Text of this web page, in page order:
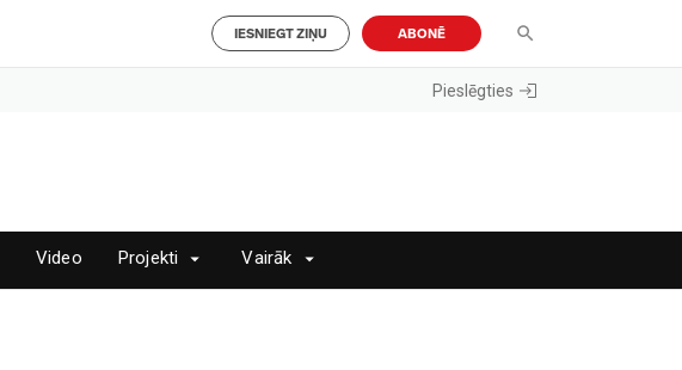
IESNIEGT ZIŅU ABONĒ
Pieslēgties
Video Projekti Vairāk